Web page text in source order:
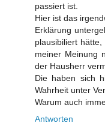
passiert ist.
Hier ist das
Erklärung
plausibiliert
meiner Meinung
der Hausherr
Die haben sich
Wahrheit unter
Warum auch
Antworten